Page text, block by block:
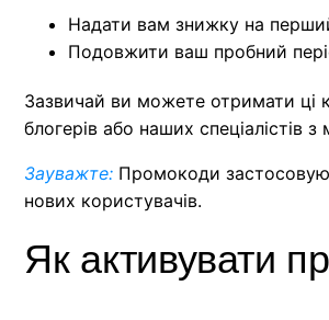
Надати вам знижку на
Подовжити ваш пробний
Зазвичай ви можете отримати ці
блогерів або наших спеціалістів з
Зауважте: Промокоди
нових користувачів.
Як активувати